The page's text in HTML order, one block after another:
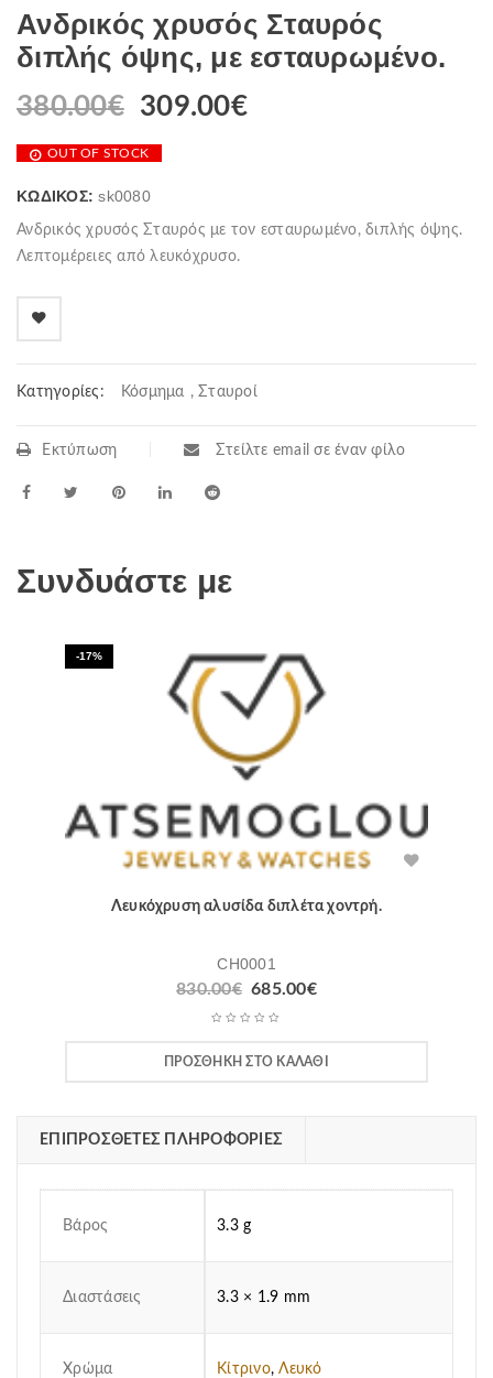
Ανδρικός χρυσός Σταυρός
διπλής όψης, με εσταυρωμένο.
380.00€ 309.00€
OUT OF STOCK
ΚΩΔΙΚΌΣ:sk0080
Ανδρικός χρυσός Σταυρός με τον εσταυρωμένο, διπλής όψης.
Λεπτομέρειες από λευκόχρυσο.
Κατηγορίες: Κόσμημα , Σταυροί
Εκτύπωση Στείλτε email σε έναν φίλο
Συνδυάστε με
-17%
Λευκόχρυση αλυσίδα διπλέτα χοντρή.
CH0001
830.00€ 685.00€
ΠΡΟΣΘΉΚΗ ΣΤΟ ΚΑΛΆΘΙ
ΕΠΙΠΡΌΣΘΕΤΕΣ ΠΛΗΡΟΦΟΡΊΕΣ
Βάρος 3.3 g
Διαστάσεις 3.3 × 1.9 mm
Χρώμα Κίτρινο,Λευκό